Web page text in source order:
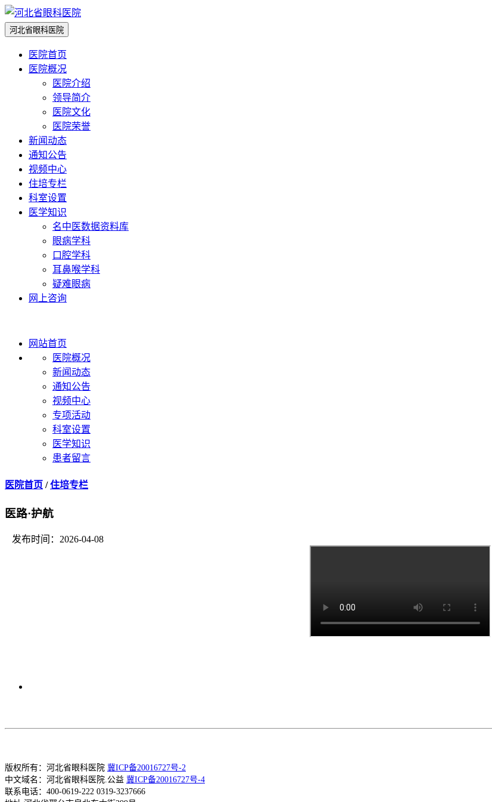
河北省眼科医院
医院首页
医院概况
医院介绍
领导简介
医院文化
医院荣誉
新闻动态
通知公告
视频中心
住培专栏
科室设置
医学知识
名中医数据资料库
眼病学科
口腔学科
耳鼻喉学科
疑难眼病
网上咨询
网站首页
医院概况
新闻动态
通知公告
视频中心
专项活动
科室设置
医学知识
患者留言
医院首页 /住培专栏
医路·护航
发布时间：2026-04-08
版权所有：河北省眼科医院 冀ICP备20016727号-2
中文域名：河北省眼科医院.公益 冀ICP备20016727号-4
联系电话：400-0619-222 0319-3237666